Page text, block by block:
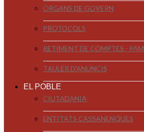
ÒRGANS DE GOVERN
PROTOCOLS
RETIMENT DE COMPTES - PAM
TAULER D'ANUNCIS
EL POBLE
CIUTADANIA
ENTITATS CASSANENQUES